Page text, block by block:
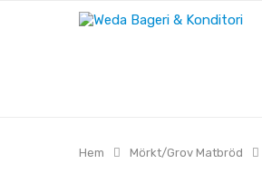
Hem Mörkt/Grov Matbröd